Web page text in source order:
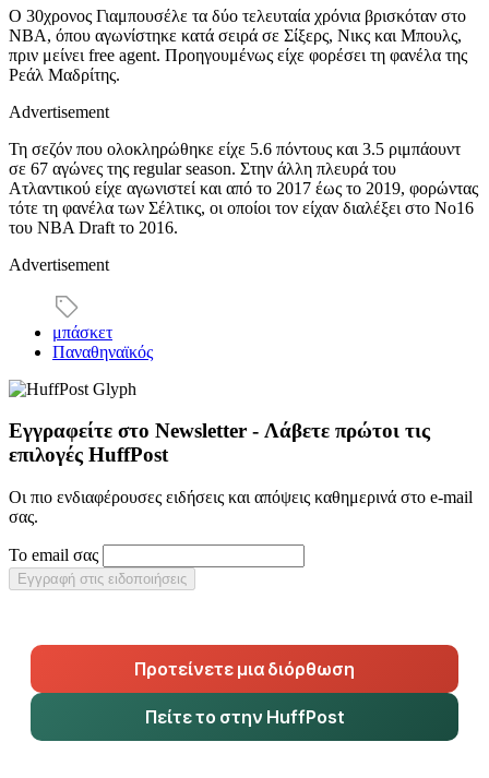
Ο 30χρονος Γιαμπουσέλε τα δύο τελευταία χρόνια βρισκόταν στο
NBA, όπου αγωνίστηκε κατά σειρά σε Σίξερς, Νικς και Μπουλς,
πριν μείνει free agent. Προηγουμένως είχε φορέσει τη φανέλα της
Ρεάλ Μαδρίτης.
Advertisement
Τη σεζόν που ολοκληρώθηκε είχε 5.6 πόντους και 3.5 ριμπάουντ
σε 67 αγώνες της regular season. Στην άλλη πλευρά του
Ατλαντικού είχε αγωνιστεί και από το 2017 έως το 2019, φορώντας
τότε τη φανέλα των Σέλτικς, οι οποίοι τον είχαν διαλέξει στο Νο16
του NBA Draft το 2016.
Advertisement
μπάσκετ
Παναθηναϊκός
Εγγραφείτε στο Newsletter - Λάβετε πρώτοι τις
επιλογές HuffPost
Οι πιο ενδιαφέρουσες ειδήσεις και απόψεις καθημερινά στο e-mail
σας.
Το email σας
Εγγραφή στις ειδοποιήσεις
Προτείνετε μια διόρθωση
Πείτε το στην HuffPost